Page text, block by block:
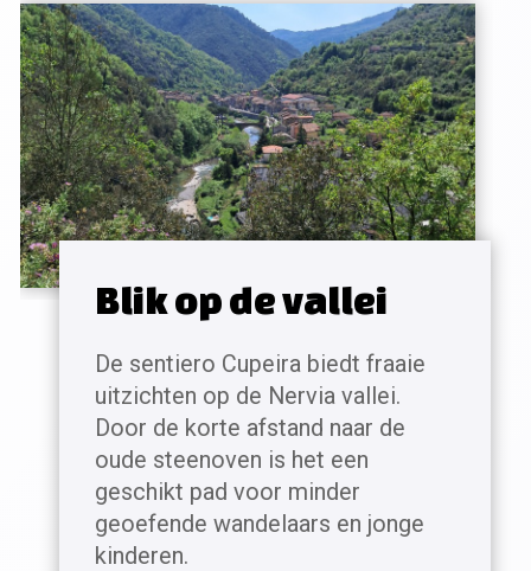
Blik op de vallei
De sentiero Cupeira biedt fraaie
uitzichten op de Nervia vallei.
Door de korte afstand naar de
oude steenoven is het een
geschikt pad voor minder
geoefende wandelaars en jonge
kinderen.